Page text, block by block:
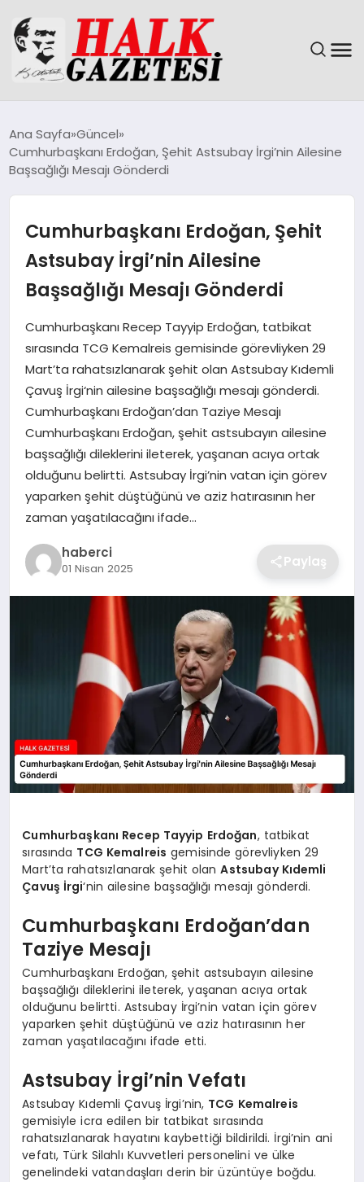
DÜNYA
MAGAZIN
SAĞLIK
SIYASET
SPOR
TEKNOLOJI
YAŞAM
Ana Sayfa Güncel
Cumhurbaşkanı Erdoğan, Şehit Astsubay İrgi’nin Ailesine
Başsağlığı Mesajı Gönderdi
Cumhurbaşkanı Erdoğan, Şehit
Astsubay İrgi’nin Ailesine
Başsağlığı Mesajı Gönderdi
Cumhurbaşkanı Recep Tayyip Erdoğan, tatbikat
sırasında TCG Kemalreis gemisinde görevliyken 29
Mart’ta rahatsızlanarak şehit olan Astsubay Kıdemli
Çavuş İrgi‘nin ailesine başsağlığı mesajı gönderdi.
Cumhurbaşkanı Erdoğan’dan Taziye Mesajı
Cumhurbaşkanı Erdoğan, şehit astsubayın ailesine
başsağlığı dileklerini ileterek, yaşanan acıya ortak
olduğunu belirtti. Astsubay İrgi’nin vatan için görev
yaparken şehit düştüğünü ve aziz hatırasının her
zaman yaşatılacağını ifade…
haberci
01 Nisan 2025 Paylaş
Cumhurbaşkanı Recep Tayyip Erdoğan, tatbikat
sırasında TCG Kemalreis gemisinde görevliyken 29
Mart’ta rahatsızlanarak şehit olanAstsubay Kıdemli
Çavuş İrgi‘nin ailesine başsağlığı mesajı gönderdi.
Cumhurbaşkanı Erdoğan’dan
Taziye Mesajı
Cumhurbaşkanı Erdoğan, şehit astsubayın ailesine
başsağlığı dileklerini ileterek, yaşanan acıya ortak
olduğunu belirtti. Astsubay İrgi’nin vatan için görev
yaparken şehit düştüğünü ve aziz hatırasının her
zaman yaşatılacağını ifade etti.
Astsubay İrgi’nin Vefatı
Astsubay Kıdemli Çavuş İrgi’nin, TCG Kemalreis
gemisiyle icra edilen bir tatbikat sırasında
rahatsızlanarak hayatını kaybettiği bildirildi. İrgi’nin ani
vefatı, Türk Silahlı Kuvvetleri personelini ve ülke
genelindeki vatandaşları derin bir üzüntüye boğdu.